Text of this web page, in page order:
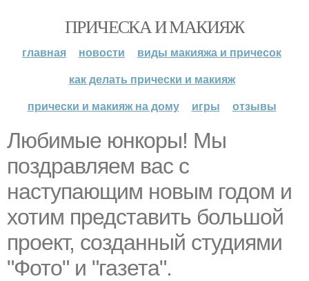
ПРИЧЕСКА И МАКИЯЖ
главная новости
виды макияжа и причесок
как делать прически и макияж
прически и макияж на дому
игры отзывы
Любимые юнкоры! Мы
поздравляем вас с
наступающим новым годом и
хотим представить большой
проект, созданный студиями
"Фото" и "газета".